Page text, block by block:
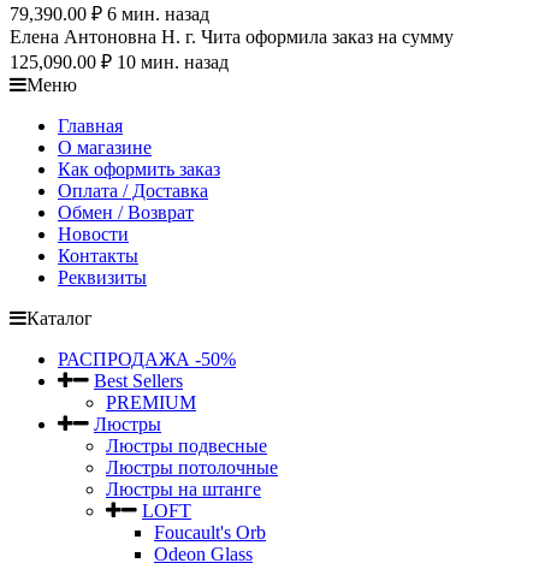
79,390.00 ₽ 6 мин. назад
Елена Антоновна Н. г. Чита оформила заказ на сумму
125,090.00 ₽ 10 мин. назад
Меню
Главная
О магазине
Как оформить заказ
Оплата / Доставка
Обмен / Возврат
Новости
Контакты
Реквизиты
Каталог
РАСПРОДАЖА -50%
Best Sellers
PREMIUM
Люстры
Люстры подвесные
Люстры потолочные
Люстры на штанге
LOFT
Foucault's Orb
Odeon Glass